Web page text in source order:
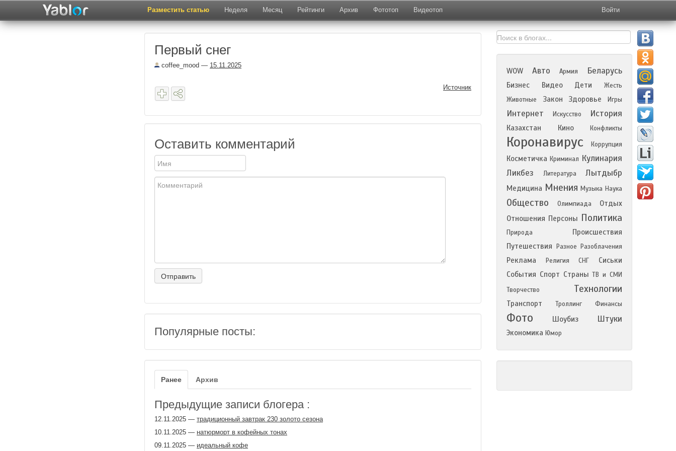
Разместить статью Неделя Месяц Рейтинги Архив Фототоп Видеотоп Войти
Первый снег
coffee_mood — 15.11.2025
Источник
Оставить комментарий
Популярные посты:
Ранее Архив
Предыдущие записи блогера :
12.11.2025 — традиционный завтрак 230 золото сезона
10.11.2025 — натюрморт в кофейных тонах
09.11.2025 — идеальный кофе
WOW Авто Армия Беларусь
Бизнес Видео Дети
Жесть
Животные
Закон Здоровье Игры
Интернет Искусство История
Казахстан Кино Конфликты
Коронавирус Коррупция
Косметичка Криминал Кулинария
Ликбез
Литература Лытдыбр
Медицина Мнения Музыка Наука
Общество Олимпиада
Отдых
Отношения Персоны Политика
Природа
Происшествия
Путешествия
Разное Разоблачения
Реклама Религия СНГ
Сиськи
События Спорт Страны ТВ и СМИ
Творчество
Технологии
Транспорт Троллинг Финансы
Фото Шоубиз Штуки
Экономика Юмор